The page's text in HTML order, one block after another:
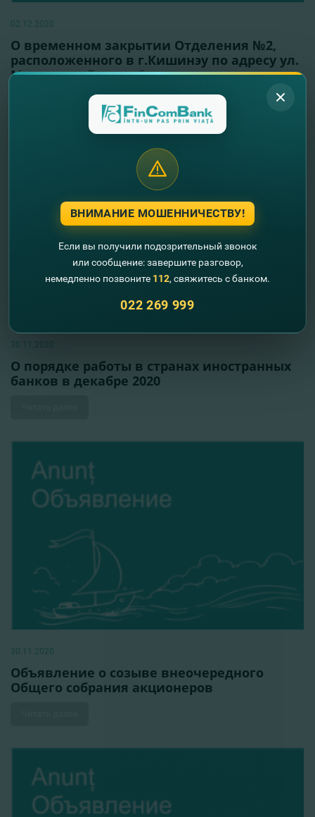
02.12.2020
О временном закрытии Отделения №2,
расположенного в г.Кишинэу по адресу ул.
Мирча чел Бэтрын,3
30.11.2020
О порядке работы в странах иностранных
банков в декабре 2020
30.11.2020
Объявление о созыве внеочередного
Общего собрания акционеров
ВНИМАНИЕ МОШЕННИЧЕСТВУ!
Если вы получили подозрительный звонок
или сообщение: завершите разговор,
немедленно позвоните 112, свяжитесь с банком.
022 269 999